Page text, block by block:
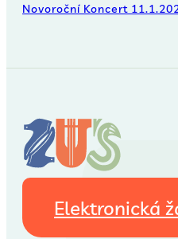
Novoroční Koncert
Elektronická